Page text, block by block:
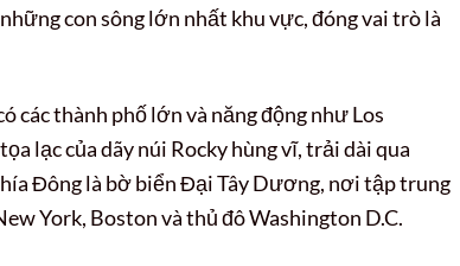
con sông lớn nhất khu vực, đóng vai trò là
các thành phố lớn và năng động như Los
lạc của dãy núi Rocky hùng vĩ, trải dài qua
Đông là bờ biển Đại Tây Dương, nơi tập trung
York, Boston và thủ đô Washington D.C.